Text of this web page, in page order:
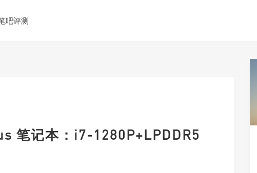
吧评测
笔记本：i7-1280P+LPDDR5